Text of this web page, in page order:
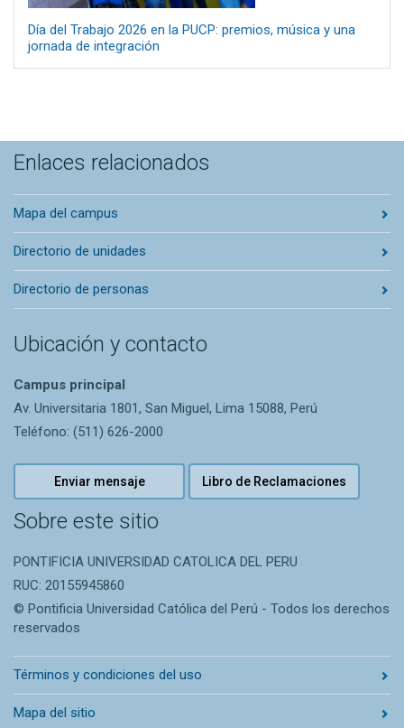
Día del Trabajo 2026 en la PUCP: premios, música y una
jornada de integración
Enlaces relacionados
Mapa del campus
Directorio de unidades
Directorio de personas
Ubicación y contacto
Campus principal
Av. Universitaria 1801, San Miguel, Lima 15088, Perú
Teléfono: (511) 626-2000
Enviar mensaje Libro de Reclamaciones
Sobre este sitio
PONTIFICIA UNIVERSIDAD CATOLICA DEL PERU
RUC: 20155945860
© Pontificia Universidad Católica del Perú - Todos los derechos
reservados
Términos y condiciones del uso
Mapa del sitio